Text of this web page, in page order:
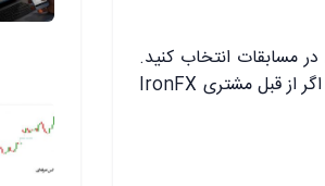
در مسابقات انتخاب کنید.
نام انتخاب شده در صفحه‌ی رتبه‌بندی مسابقات به نمایش درمی‌آید. اگر از قبل مشتری IronFX